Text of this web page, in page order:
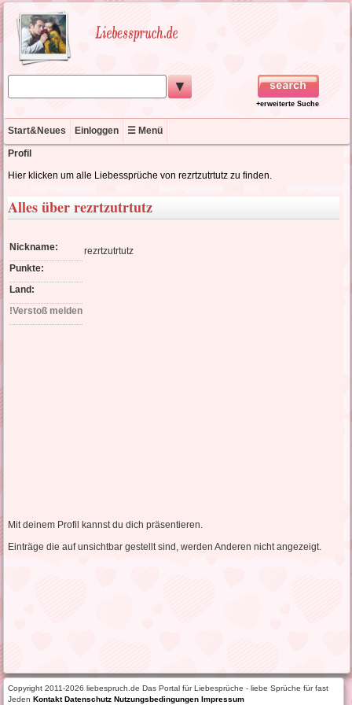
▼
+erweiterte Suche
Start&Neues Einloggen ☰ Menü
Profil
Hier klicken um alle Liebessprüche von rezrtzutrtutz zu finden.
Alles über rezrtzutrtutz
Nickname:
rezrtzutrtutz
Punkte:
Land:
!Verstoß melden
Mit deinem Profil kannst du dich präsentieren.
Einträge die auf unsichtbar gestellt sind, werden Anderen nicht angezeigt.
Copyright 2011-2026 liebespruch.de Das Portal für Liebesprüche - liebe Sprüche für fast
JedenKontakt Datenschutz Nutzungsbedingungen Impressum